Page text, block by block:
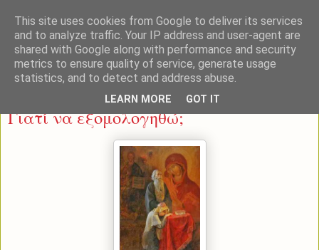
Τετάρτη 12 Μαρτίου 2014
Γιατί να εξομολογηθώ;
This site uses cookies from Google to deliver its services
and to analyze traffic. Your IP address and user-agent are
shared with Google along with performance and security
metrics to ensure quality of service, generate usage
statistics, and to detect and address abuse.
LEARN MORE GOT IT